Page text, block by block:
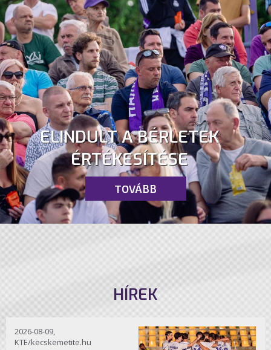
ELINDULT A BÉRLETEK
ÉRTÉKESÍTÉSE
TOVÁBB
HÍREK
2026-08-09,
KTE/kecskemetite.hu